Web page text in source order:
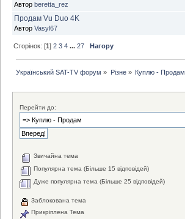
Автор beretta_rez
Продам Vu Duo 4K
Автор Vasyl67
Сторінок: [1]2 3 4 ...27 Нагору
Український SAT-TV форум » Різне» Куплю - Продам
Перейти до:
Звичайна тема
Популярна тема (Більше 15 відповідей)
Дуже популярна тема (Більше 25 відповідей)
Заблокована тема
Прикріплена Тема